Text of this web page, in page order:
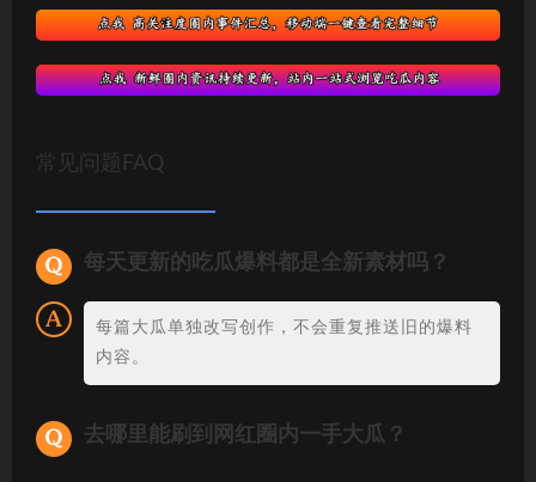
常见问题FAQ
每天更新的吃瓜爆料都是全新素材吗？
每篇大瓜单独改写创作，不会重复推送旧的爆料
内容。
去哪里能刷到网红圈内一手大瓜？